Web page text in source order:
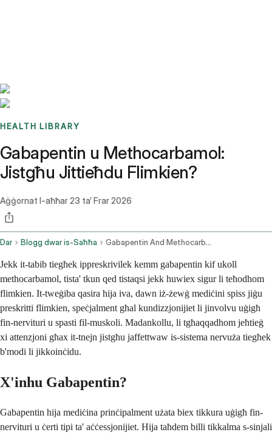
HEALTH LIBRARY
Gabapentin u Methocarbamol:
Jistgħu Jittieħdu Flimkien?
Aġġornat l-aħħar23 ta’ Frar 2026
Dar Blogg dwar is-Saħħa Gabapentin And Methocarbamol
Jekk it-tabib tiegħek ippreskrivilek kemm gabapentin kif ukoll
methocarbamol, tista' tkun qed tistaqsi jekk huwiex sigur li teħodhom
flimkien. It-tweġiba qasira hija iva, dawn iż-żewġ mediċini spiss jiġu
preskritti flimkien, speċjalment għal kundizzjonijiet li jinvolvu uġigħ
fin-nervituri u spasti fil-muskoli. Madankollu, li tgħaqqadhom jeħtieġ
xi attenzjoni għax it-tnejn jistgħu jaffettwaw is-sistema nervuża tiegħek
b'modi li jikkoinċidu.
X'inhu Gabapentin?
Gabapentin hija mediċina prinċipalment użata biex tikkura uġigħ fin-
nervituri u ċerti tipi ta' aċċessjonijiet. Hija taħdem billi tikkalma s-sinjali